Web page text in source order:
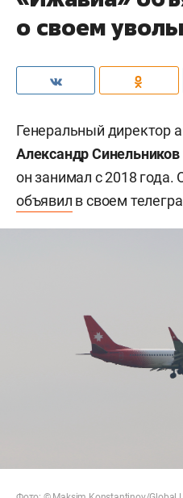
о своем
Генеральный директор
Александр Синельников
он занимал с 2018 года.
объявил в своем